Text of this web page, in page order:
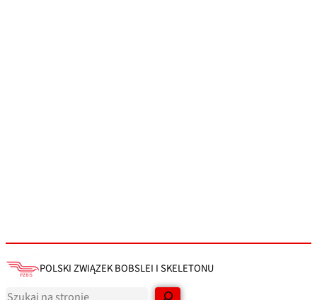
POLSKI ZWIĄZEK BOBSLEI I SKELETONU